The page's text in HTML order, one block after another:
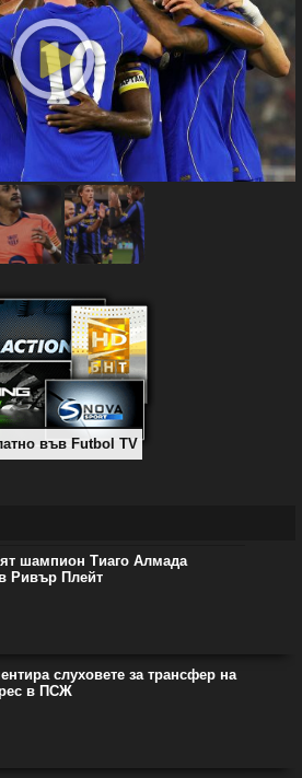
във Futbol TV
шампион Тиаго Алмада
Ривър Плейт
слуховете за трансфер на
в ПСЖ